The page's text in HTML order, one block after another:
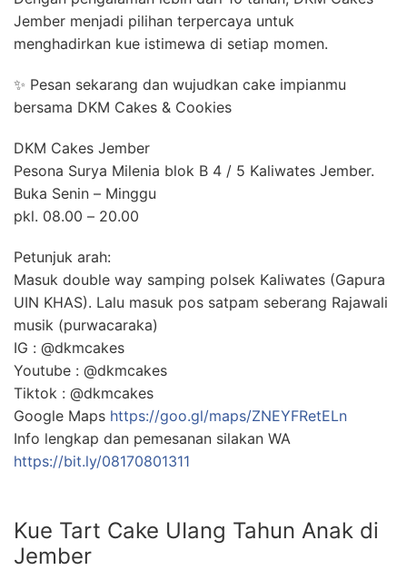
Jember menjadi pilihan terpercaya untuk
menghadirkan kue istimewa di setiap momen.
✨ Pesan sekarang dan wujudkan cake impianmu
bersama DKM Cakes & Cookies
DKM Cakes Jember
Pesona Surya Milenia blok B 4 / 5 Kaliwates Jember.
Buka Senin – Minggu
pkl. 08.00 – 20.00
Petunjuk arah:
Masuk double way samping polsek Kaliwates (Gapura
UIN KHAS). Lalu masuk pos satpam seberang Rajawali
musik (purwacaraka)
IG : @dkmcakes
Youtube : @dkmcakes
Tiktok : @dkmcakes
Google Maps https://goo.gl/maps/ZNEYFRetELn
Info lengkap dan pemesanan silakan WA
https://bit.ly/08170801311
Kue Tart Cake UIang Tahun Anak di
Jember